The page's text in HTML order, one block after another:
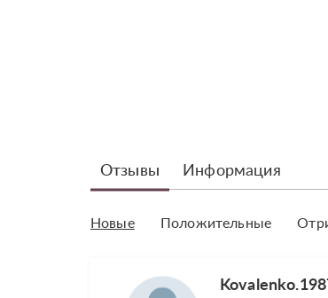
Отзывы Информация
Новые Положительные